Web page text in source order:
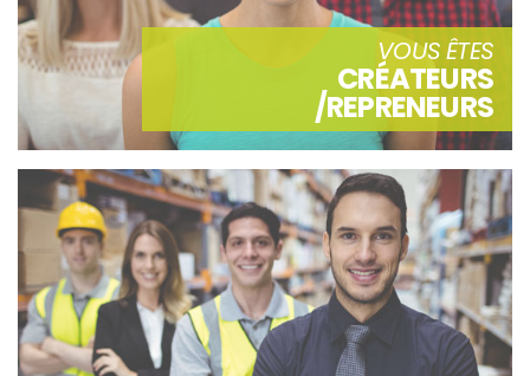
VOUS ÊTES
CRÉATEURS
/REPRENEURS